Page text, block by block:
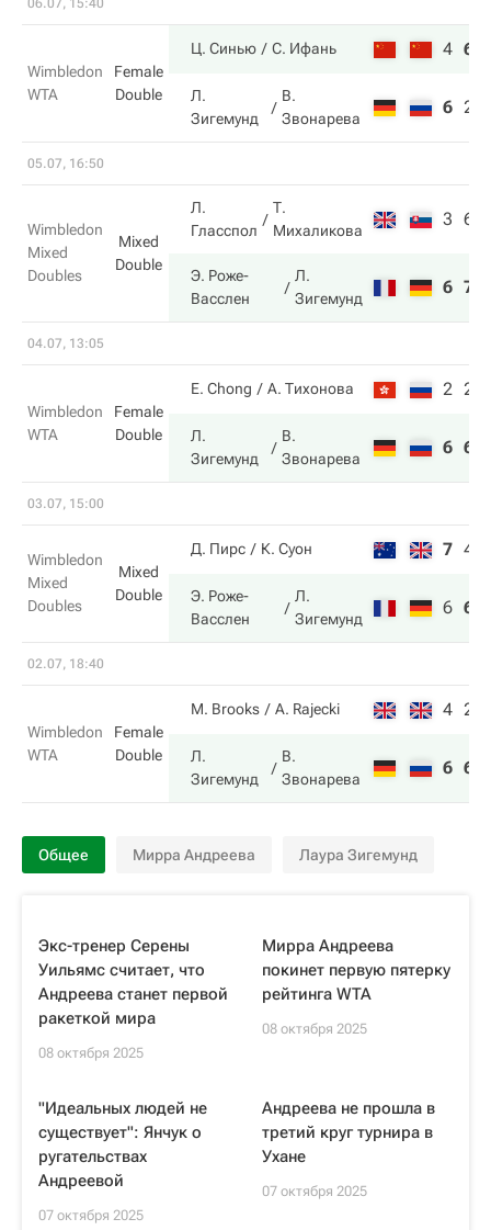
06.07, 15:40
Wimbledon
WTA
Female
Double
Ц. Синью С. Ифань 4 6
Л.
Зигемунд
В.
Звонарева
6 2
05.07, 16:50
Wimbledon
Mixed
Doubles
Mixed
Double
Л.
Гласспол
Т.
Михаликова
3 6
Э. Роже-
Васслен
Л.
Зигемунд
6 7
04.07, 13:05
Wimbledon
WTA
Female
Double
E. Chong А. Тихонова 2 2
Л.
Зигемунд
В.
Звонарева
6 6
03.07, 15:00
Wimbledon
Mixed
Doubles
Mixed
Double
Д. Пирс К. Суон 7 4
Э. Роже-
Васслен
Л.
Зигемунд
6 6
02.07, 18:40
Wimbledon
WTA
Female
Double
M. Brooks A. Rajecki 4 2
Л.
Зигемунд
В.
Звонарева
6 6
Общее Мирра Андреева Лаура Зигемунд
Экс-тренер Серены
Уильямс считает, что
Андреева станет первой
ракеткой мира
08 октября 2025
Мирра Андреева
покинет первую пятерку
рейтинга WTA
08 октября 2025
"Идеальных людей не
существует": Янчук о
ругательствах
Андреевой
07 октября 2025
Андреева не прошла в
третий круг турнира в
Ухане
07 октября 2025